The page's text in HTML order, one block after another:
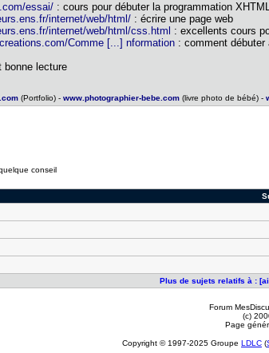
essai/ : cours pour débuter la programmation
internet/web/html/ : écrire une page web
internet/web/html/css.html : excellents cours
Comme [...] nformation : comment
bonne lecture
(Portfolio) -www.photographier-bebe.com (livre photo de bébé) -
conseil
Plus de sujets relatifs à :
Forum
(c)
Page
Copyright © 1997-2025 Groupe LDLC (